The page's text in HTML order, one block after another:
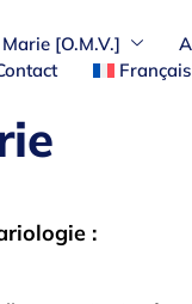
[O.M.V.]
Français
: